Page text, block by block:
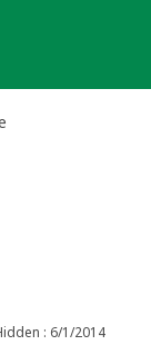
: 6/1/2014